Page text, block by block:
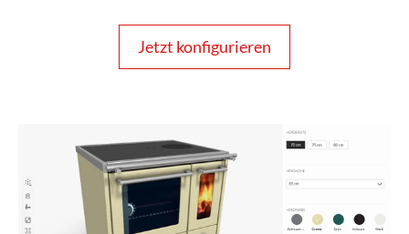
Jetzt konfigurieren